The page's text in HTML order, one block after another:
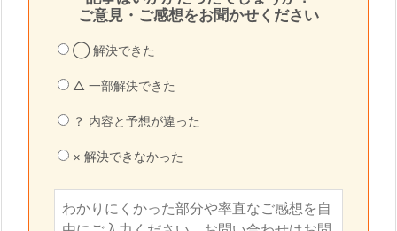
ご意見・ご感想をお聞かせください
◯ 解決できた
△ 一部解決できた
？ 内容と予想が違った
× 解決できなかった